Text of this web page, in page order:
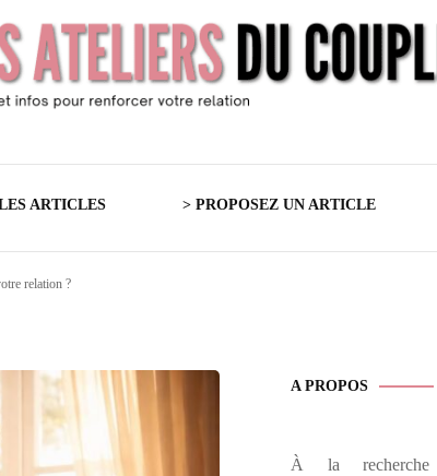
votre relation
ARTICLES > PROPOSEZ UN ARTICLE
relation ?
A PROPOS
À la